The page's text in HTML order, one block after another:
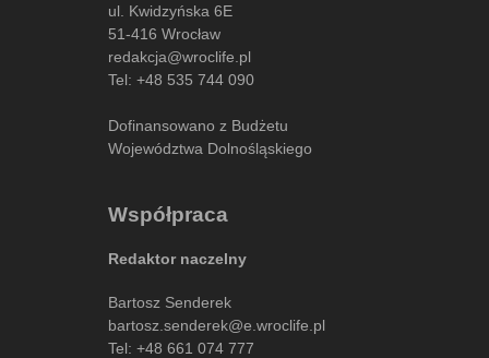
ul. Kwidzyńska 6E
51-416 Wrocław
redakcja@wroclife.pl
Tel: +48 535 744 090
Dofinansowano z Budżetu
Województwa Dolnośląskiego
Współpraca
Redaktor naczelny
Bartosz Senderek
bartosz.senderek@e.wroclife.pl
Tel: +48 661 074 777